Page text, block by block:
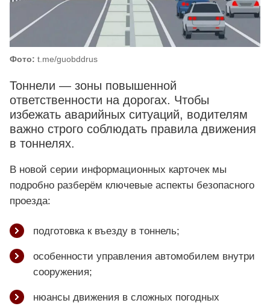
Фото: t.me/guobddrus
Тоннели — зоны повышенной
ответственности на дорогах. Чтобы
избежать аварийных ситуаций, водителям
важно строго соблюдать правила движения
в тоннелях.
В новой серии информационных карточек мы
подробно разберём ключевые аспекты безопасного
проезда:
подготовка к въезду в тоннель;
особенности управления автомобилем внутри
сооружения;
нюансы движения в сложных погодных